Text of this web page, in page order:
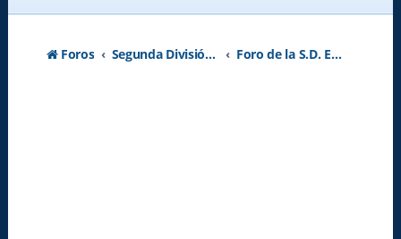
Foros Segunda División A - Temporada 2026-2027 Foro de la S.D. Eibar